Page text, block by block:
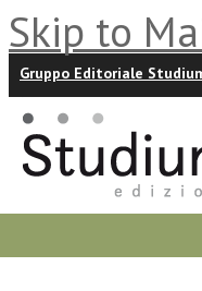
Skip to
Gruppo Editoriale